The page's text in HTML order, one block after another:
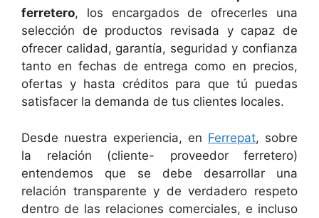
ferretero, los encargados de ofrecerles una
selección de productos revisada y capaz de
ofrecer calidad, garantía, seguridad y confianza
tanto en fechas de entrega como en precios,
ofertas y hasta créditos para que tú puedas
satisfacer la demanda de tus clientes locales.
Desde nuestra experiencia, en Ferrepat, sobre
la relación (cliente- proveedor ferretero)
entendemos que se debe desarrollar una
relación transparente y de verdadero respeto
dentro de las relaciones comerciales, e incluso